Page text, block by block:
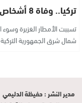
تركيا.. وفاة 8 أشخاص بسبب السيول
تسببت الأمطار الغزيرة وسوء
شمال شرق الجمهورية
مدير النشر : حفيظة